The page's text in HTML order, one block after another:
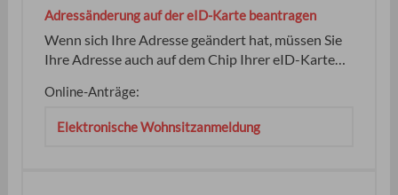
entstehen wird. Die Adoptionspflege ist gesetzlich
vorgeschrieben. Bei Beginn der Adoptionspflege
muss gewährleistet sein:
Adressänderung auf der eID-Karte beantragen
Wenn sich Ihre Adresse geändert hat, müssen Sie
Ihre Adresse auch auf dem Chip Ihrer eID-Karte
haben, müssen Sie für die Adressänderung auf
Ihrer eID-Karte, zu der für Sie zuständigen eID-
Karte-Behörde am Ort Ihres Hauptwohnsitzes
Online-Anträge:
Elektronische Wohnsitzanmeldung